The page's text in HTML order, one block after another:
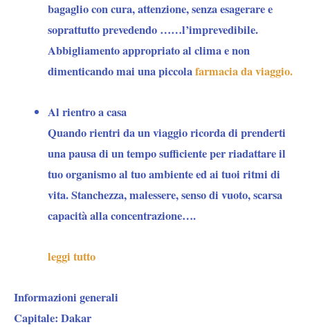
bagaglio con cura, attenzione, senza esagerare e
soprattutto prevedendo ……l’imprevedibile.
Abbigliamento appropriato al clima e non
dimenticando mai una piccolafarmacia da viaggio.
Al rientro a casa
Quando rientri da un viaggio ricorda di prenderti
una pausa di un tempo sufficiente per riadattare il
tuo organismo al tuo ambiente ed ai tuoi ritmi di
vita. Stanchezza, malessere, senso di vuoto, scarsa
capacità alla concentrazione….
leggi tutto
Informazioni generali
Capitale: Dakar